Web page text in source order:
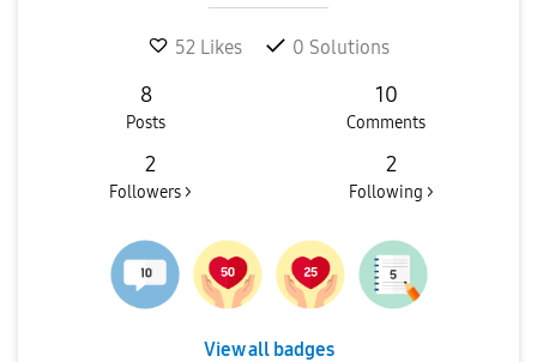
52 Likes 0 Solutions
8
Posts
10
Comments
2
Followers >
2
Following >
View all badges